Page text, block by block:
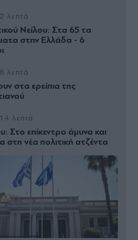
λεπτά
Νείλου: Στα 65 τα
στην Ελλάδα - 6
λεπτά
στα ερείπια της
λεπτά
Στο επίκεντρο άμυνα και
στη νέα πολιτική ατζέντα